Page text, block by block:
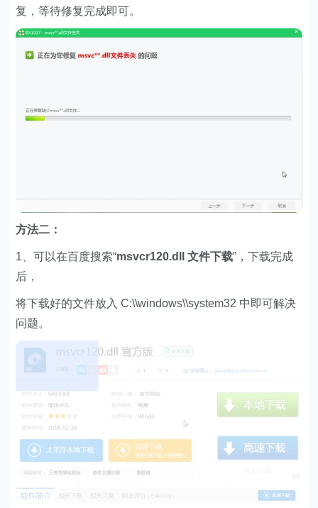
复，等待修复完成即可。
方法二：
1、可以在百度搜索“msvcr120.dll 文件下载”，下载完成
后，
将下载好的文件放入 C:\\windows\\system32 中即可解决
问题。